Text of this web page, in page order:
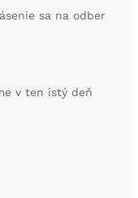
sa na odber
v ten istý deň